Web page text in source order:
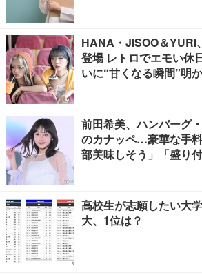
HANA・JISOO＆YURI
登場 レトロでエモい休
いに“甘くなる瞬間”明
前田希美、ハンバーグ
のカナッペ…豪華な手
部美味しそう」「盛り
高校生が志願したい大
大、1位は？